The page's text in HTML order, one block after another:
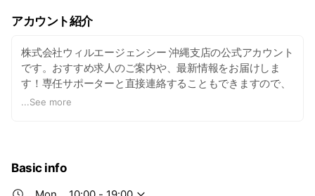
アカウント紹介
株式会社ウィルエージェンシー 沖縄支店の公式アカウント
です。おすすめ求人のご案内や、最新情報をお届けしま
す！専任サポーターと直接連絡することもできますので、
ご質問がありましたらお気軽にトーク上へお送りくださ
...See more
Basic info